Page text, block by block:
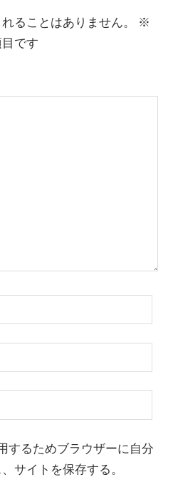
ることはありません。
※
です
するためブラウザーに自分
サイトを保存する。